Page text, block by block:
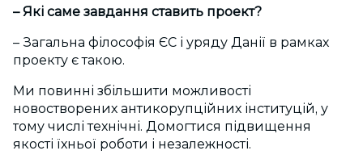
– Які саме завдання ставить проект?
– Загальна філософія ЄС і уряду Данії в рамках
проекту є такою.
Ми повинні збільшити можливості
новостворених антикорупційних інституцій, у
тому числі технічні. Домогтися підвищення
якості їхньої роботи і незалежності.